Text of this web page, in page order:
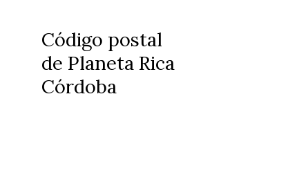
Código postal
de Planeta Rica
Córdoba